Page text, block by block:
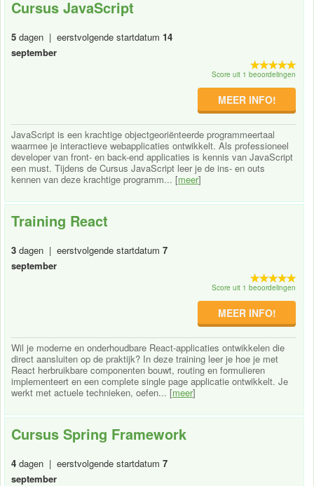
Cursus JavaScript
5 dagen | eerstvolgende startdatum 14
september
Score uit 1 beoordelingen
MEER INFO!
JavaScript is een krachtige objectgeoriënteerde programmeertaal
waarmee je interactieve webapplicaties ontwikkelt. Als professioneel
developer van front- en back-end applicaties is kennis van JavaScript
een must. Tijdens de Cursus JavaScript leer je de ins- en outs
kennen van deze krachtige programm... [meer]
Training React
3 dagen | eerstvolgende startdatum 7
september
Score uit 1 beoordelingen
MEER INFO!
Wil je moderne en onderhoudbare React-applicaties ontwikkelen die
direct aansluiten op de praktijk? In deze training leer je hoe je met
React herbruikbare componenten bouwt, routing en formulieren
implementeert en een complete single page applicatie ontwikkelt. Je
werkt met actuele technieken, oefen... [meer]
Cursus Spring Framework
4 dagen | eerstvolgende startdatum 7
september